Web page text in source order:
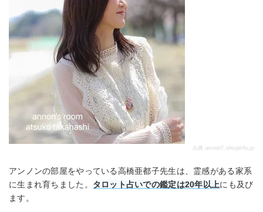
出典:annon7.shopinfo.jp
アンノンの部屋をやっている高橋亜都子先生は、霊感がある家系
に生まれ育ちました。 タロット占いでの鑑定は20年以上にも及び
ます。